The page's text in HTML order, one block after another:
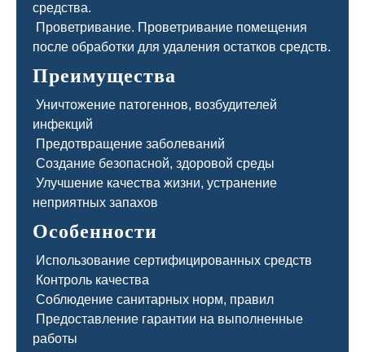
средства.
Проветривание. Проветривание помещения
после обработки для удаления остатков средств.
Преимущества
Уничтожение патогеннов, возбудителей
инфекций
Предотвращение заболеваний
Создание безопасной, здоровой среды
Улучшение качества жизни, устранение
неприятных запахов
Особенности
Использование сертифицированных средств
Контроль качества
Соблюдение санитарных норм, правил
Предоставление гарантии на выполненные
работы